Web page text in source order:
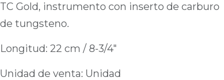
TC Gold, instrumento con inserto de carburo
de tungsteno.
Longitud: 22 cm / 8-3/4"
Unidad de venta: Unidad